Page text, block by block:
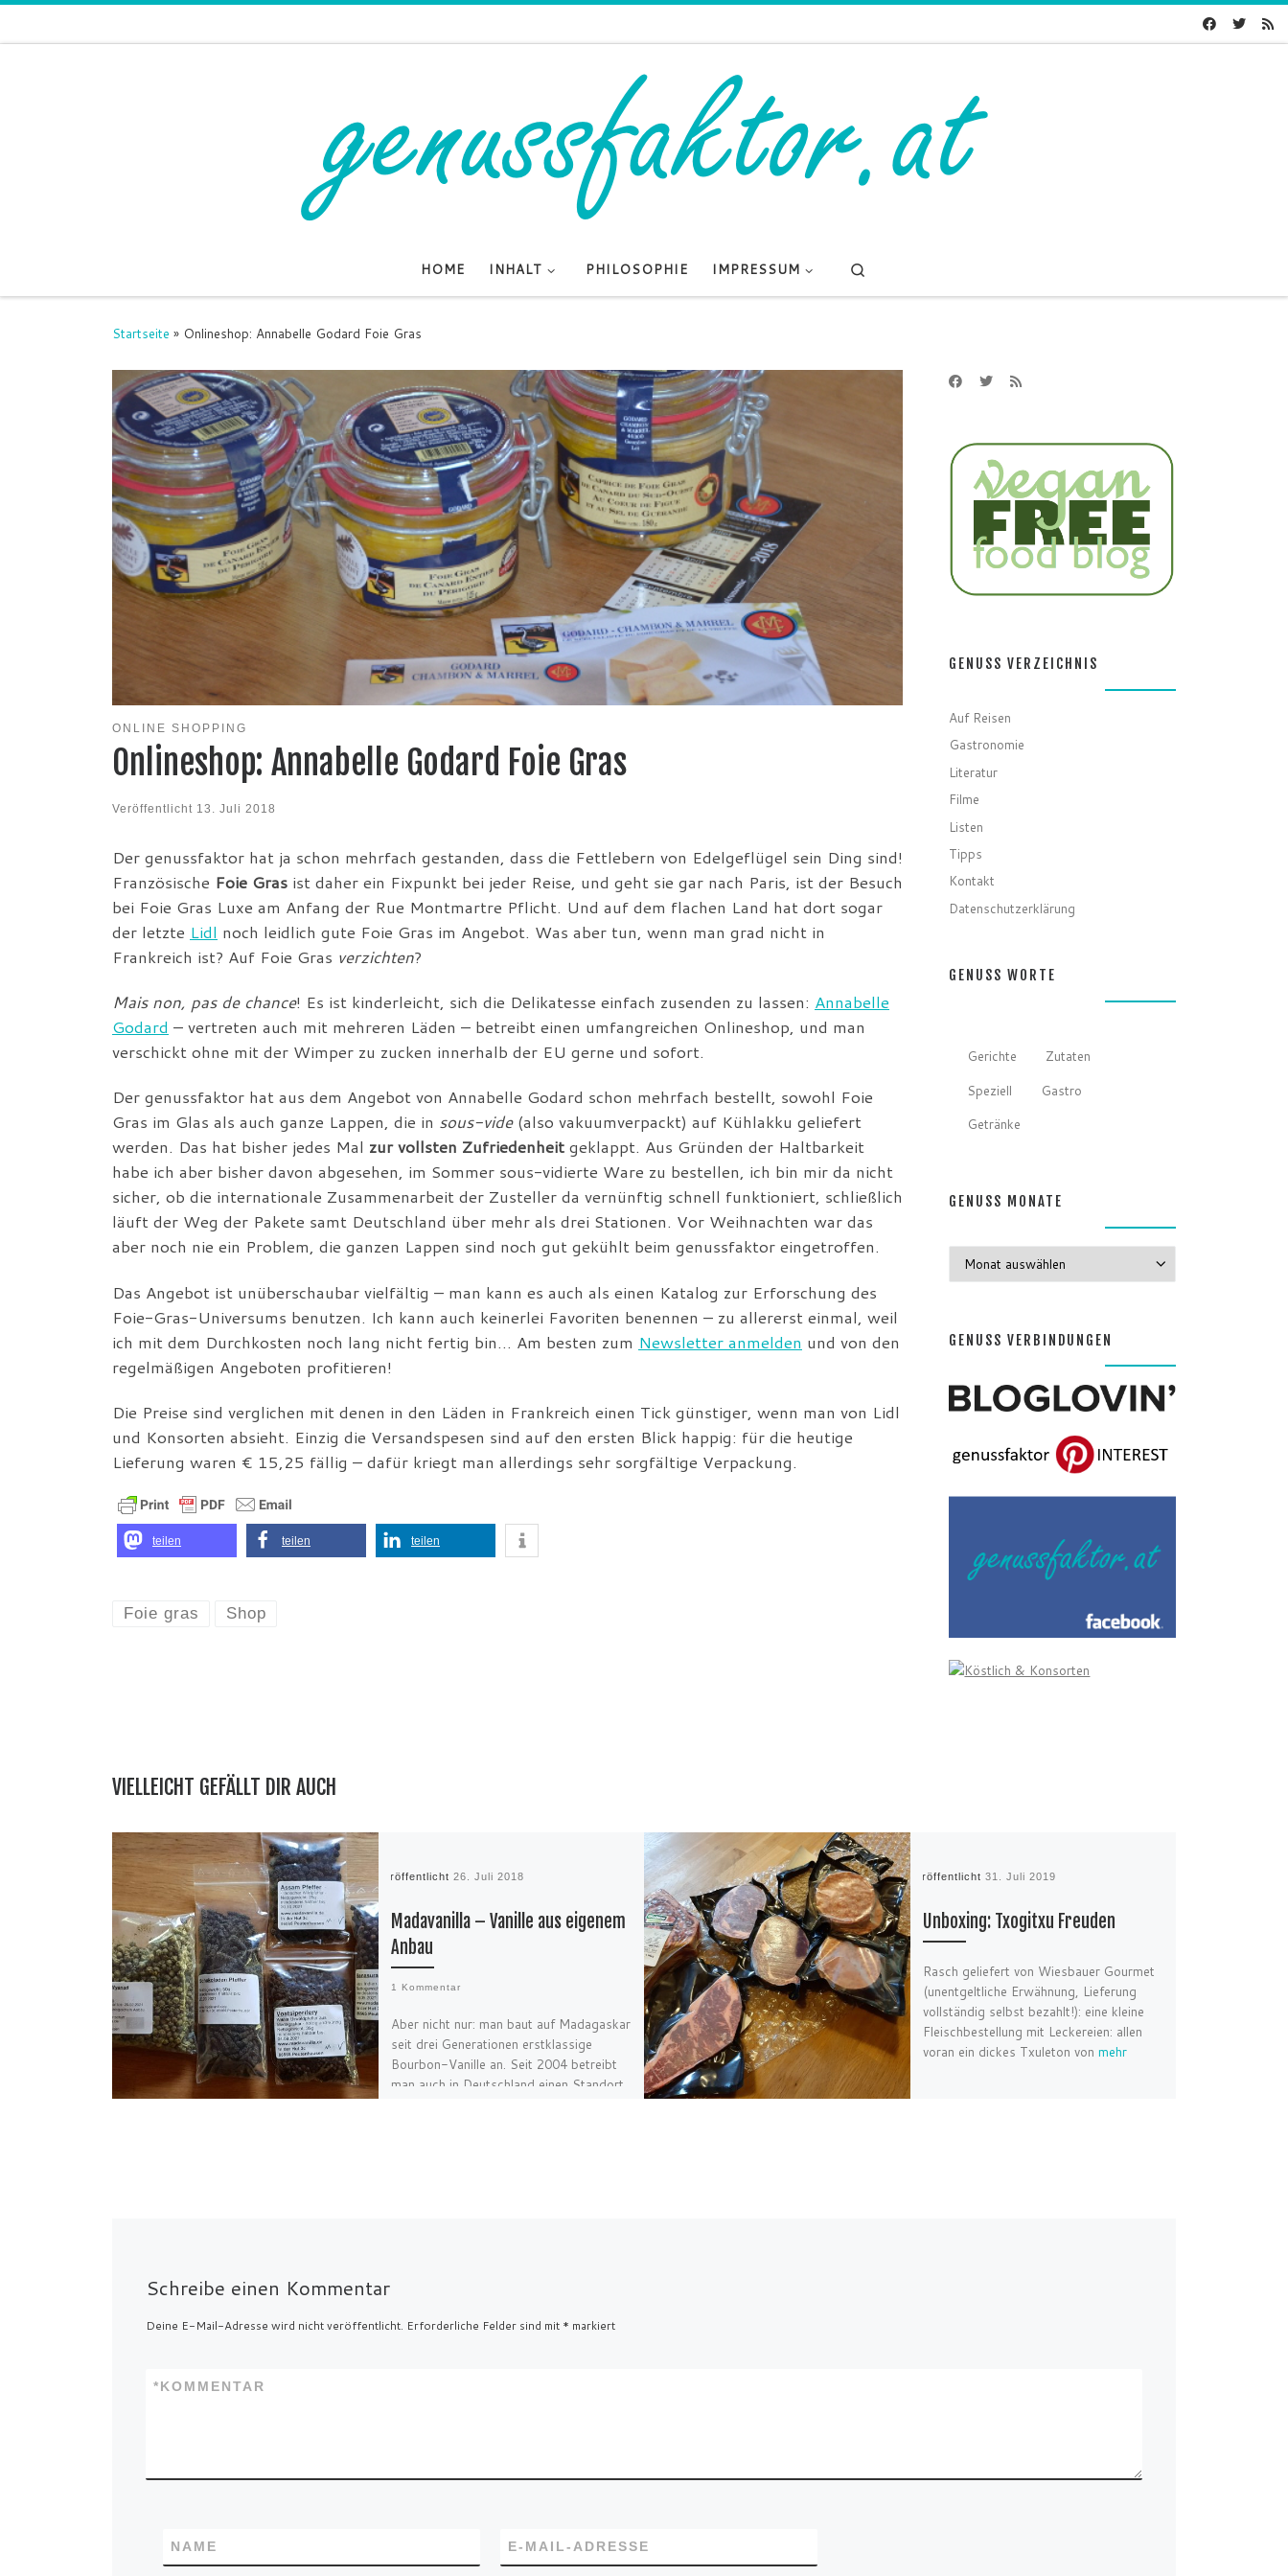
HOME INHALT PHILOSOPHIE IMPRESSUM
Startseite » Onlineshop: Annabelle Godard Foie Gras
ONLINE SHOPPING
Onlineshop: Annabelle Godard Foie Gras
Veröffentlicht 13. Juli 2018
Der genussfaktor hat ja schon mehrfach gestanden, dass die Fettlebern von Edelgeflügel sein Ding sind!
Französische Foie Gras ist daher ein Fixpunkt bei jeder Reise, und geht sie gar nach Paris, ist der Besuch
bei Foie Gras Luxe am Anfang der Rue Montmartre Pflicht. Und auf dem flachen Land hat dort sogar
der letzte Lidl noch leidlich gute Foie Gras im Angebot. Was aber tun, wenn man grad nicht in
Frankreich ist? Auf Foie Gras verzichten?
Mais non, pas de chance! Es ist kinderleicht, sich die Delikatesse einfach zusenden zu lassen: Annabelle
Godard – vertreten auch mit mehreren Läden – betreibt einen umfangreichen Onlineshop, und man
verschickt ohne mit der Wimper zu zucken innerhalb der EU gerne und sofort.
Der genussfaktor hat aus dem Angebot von Annabelle Godard schon mehrfach bestellt, sowohl Foie
Gras im Glas als auch ganze Lappen, die in sous-vide(also vakuumverpackt) auf Kühlakku geliefert
werden. Das hat bisher jedes Mal zur vollsten Zufriedenheit geklappt. Aus Gründen der Haltbarkeit
habe ich aber bisher davon abgesehen, im Sommer sous-vidierte Ware zu bestellen, ich bin mir da nicht
sicher, ob die internationale Zusammenarbeit der Zusteller da vernünftig schnell funktioniert, schließlich
läuft der Weg der Pakete samt Deutschland über mehr als drei Stationen. Vor Weihnachten war das
aber noch nie ein Problem, die ganzen Lappen sind noch gut gekühlt beim genussfaktor eingetroffen.
Das Angebot ist unüberschaubar vielfältig – man kann es auch als einen Katalog zur Erforschung des
Foie-Gras-Universums benutzen. Ich kann auch keinerlei Favoriten benennen – zu allererst einmal, weil
ich mit dem Durchkosten noch lang nicht fertig bin… Am besten zum Newsletter anmelden und von den
regelmäßigen Angeboten profitieren!
Die Preise sind verglichen mit denen in den Läden in Frankreich einen Tick günstiger, wenn man von Lidl
und Konsorten absieht. Einzig die Versandspesen sind auf den ersten Blick happig: für die heutige
Lieferung waren € 15,25 fällig – dafür kriegt man allerdings sehr sorgfältige Verpackung.
teilen teilen teilen
Foie gras Shop
VIELLEICHT GEFÄLLT DIR AUCH
Veröffentlicht 26. Juli 2018
Madavanilla – Vanille aus eigenem
Anbau
1 Kommentar
Aber nicht nur: man baut auf Madagaskar
seit drei Generationen erstklassige
Bourbon-Vanille an. Seit 2004 betreibt
man auch in Deutschland einen Standort
Veröffentlicht 31. Juli 2019
Unboxing: Txogitxu Freuden
Rasch geliefert von Wiesbauer Gourmet
(unentgeltliche Erwähnung, Lieferung
vollständig selbst bezahlt!): eine kleine
Fleischbestellung mit Leckereien: allen
voran ein dickes Txuleton von mehr
Schreibe einen Kommentar
Deine E-Mail-Adresse wird nicht veröffentlicht. Erforderliche Felder sind mit * markiert
KOMMENTAR
*
NAME E-MAIL-ADRESSE
GENUSS VERZEICHNIS
Auf Reisen
Gastronomie
Literatur
Filme
Listen
Tipps
Kontakt
Datenschutzerklärung
GENUSS WORTE
Gerichte
Zutaten
Speziell
Gastro
Getränke
GENUSS MONATE
GENUSS VERBINDUNGEN